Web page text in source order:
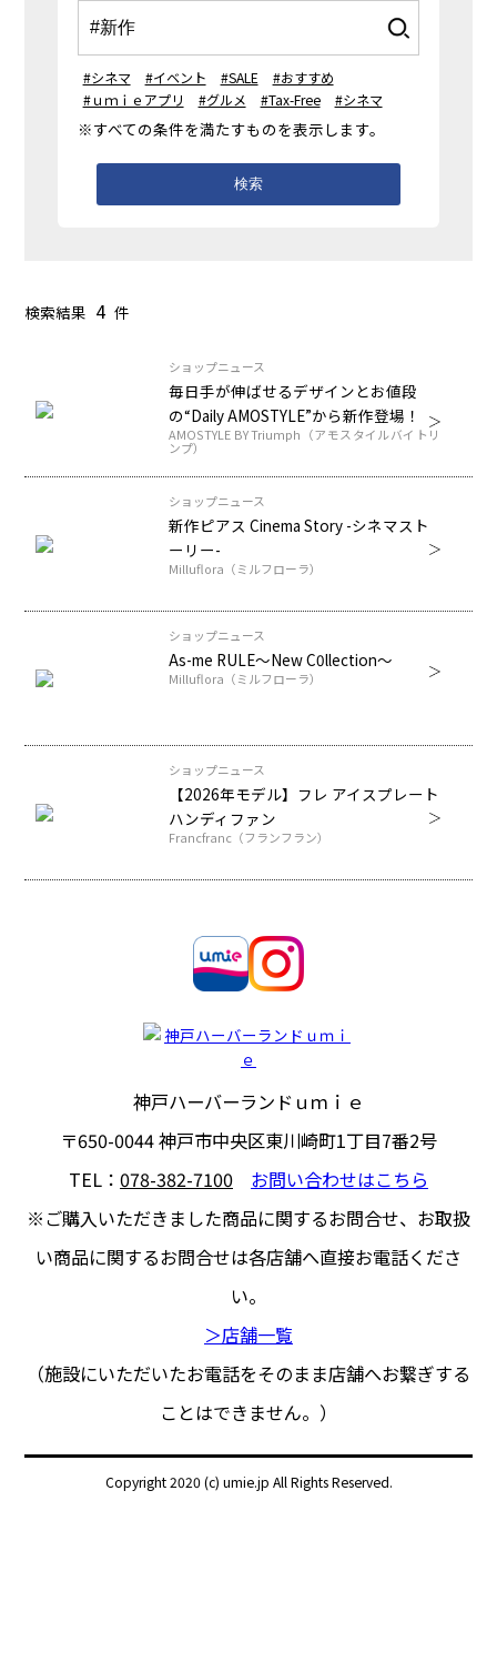
#シネマ #イベント #SALE
#おすすめ
#ｕｍｉｅアプリ
#グルメ #Tax-Free #シネマ
※すべての条件を満たすものを表示します。
検索
検索結果 4 件
ショップニュース
毎日手が伸ばせるデザインとお値段
の“Daily AMOSTYLE”から新作登場！
AMOSTYLE BY Triumph（アモスタイルバイトリ
ンプ）
ショップニュース
新作ピアス Cinema Story -シネマスト
ーリー-
Milluflora（ミルフローラ）
ショップニュース
As-me RULE～New C0llection～
Milluflora（ミルフローラ）
ショップニュース
【2026年モデル】フレ アイスプレート
ハンディファン
Francfranc（フランフラン）
神戸ハーバーランドｕｍｉｅ
〒650-0044神戸市中央区東川崎町1丁目7番2号
TEL： 078-382-7100
お問い合わせはこちら
※ご購入いただきました商品に関するお問合せ、 お取扱
い商品に関するお問合せは各店舗へ直接お電話くださ
い。
＞店舗一覧
（施設にいただいたお電話をそのまま店舗へお繋ぎする
ことはできません。）
Copyright 2020 (c) umie.jp All Rights Reserved.